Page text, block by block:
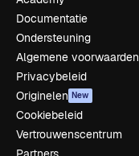
Documentatie
Ondersteuning
Algemene voorwaarden
Privacybeleid
Originelen New
Cookiebeleid
Vertrouwenscentrum